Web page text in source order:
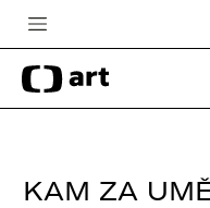
Česká televize
Zpravodajství
iVysílání
KAM ZA